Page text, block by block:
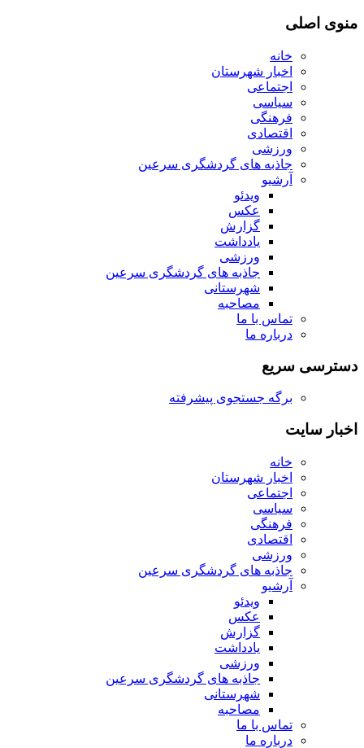
منوی اصلی
خانه
اخبار شهرستان
اجتماعی
سیاسی
فرهنگی
اقتصادی
ورزشی
جاذبه های گردشگری سرعین
آرشیو
ویدئو
عکس
گزارش
یادداشت
ورزشی
جاذبه های گردشگری سرعین
شهرستانی
مصاحبه
تماس با ما
درباره ما
دسترسی سریع
برگه جستجوی پیشرفته
اخبار سایت
خانه
اخبار شهرستان
اجتماعی
سیاسی
فرهنگی
اقتصادی
ورزشی
جاذبه های گردشگری سرعین
آرشیو
ویدئو
عکس
گزارش
یادداشت
ورزشی
جاذبه های گردشگری سرعین
شهرستانی
مصاحبه
تماس با ما
درباره ما